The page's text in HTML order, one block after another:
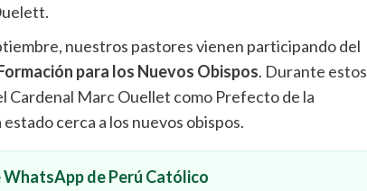
nuestros pastores vienen participando del
para los Nuevos Obispos. Durante
Cardenal Marc Ouellet como Prefecto de la
cerca a los nuevos obispos.
WhatsApp de Perú Católico